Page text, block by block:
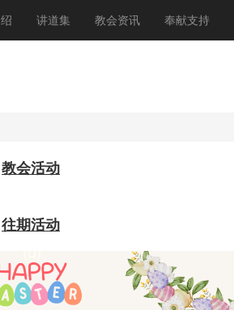
讲道集 教会资讯 奉献支持
教会活动
往期活动